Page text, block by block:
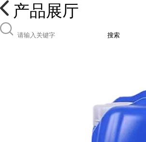
产品展厅
搜索